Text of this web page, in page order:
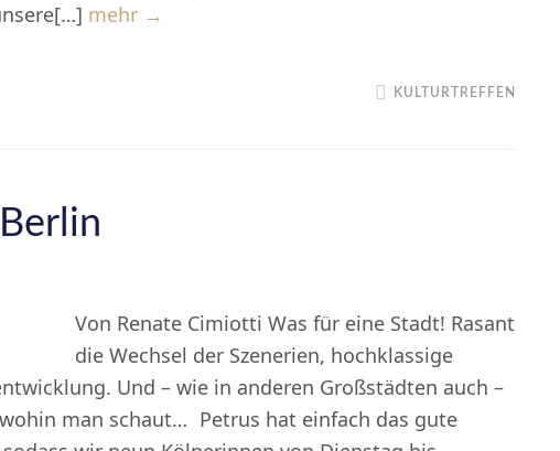
mehr →
KULTURTREFFEN
Von Renate Cimiotti Was für eine Stadt! Rasant
die Wechsel der Szenerien, hochklassige
Und – wie in anderen Großstädten auch –
man schaut… Petrus hat einfach das gute